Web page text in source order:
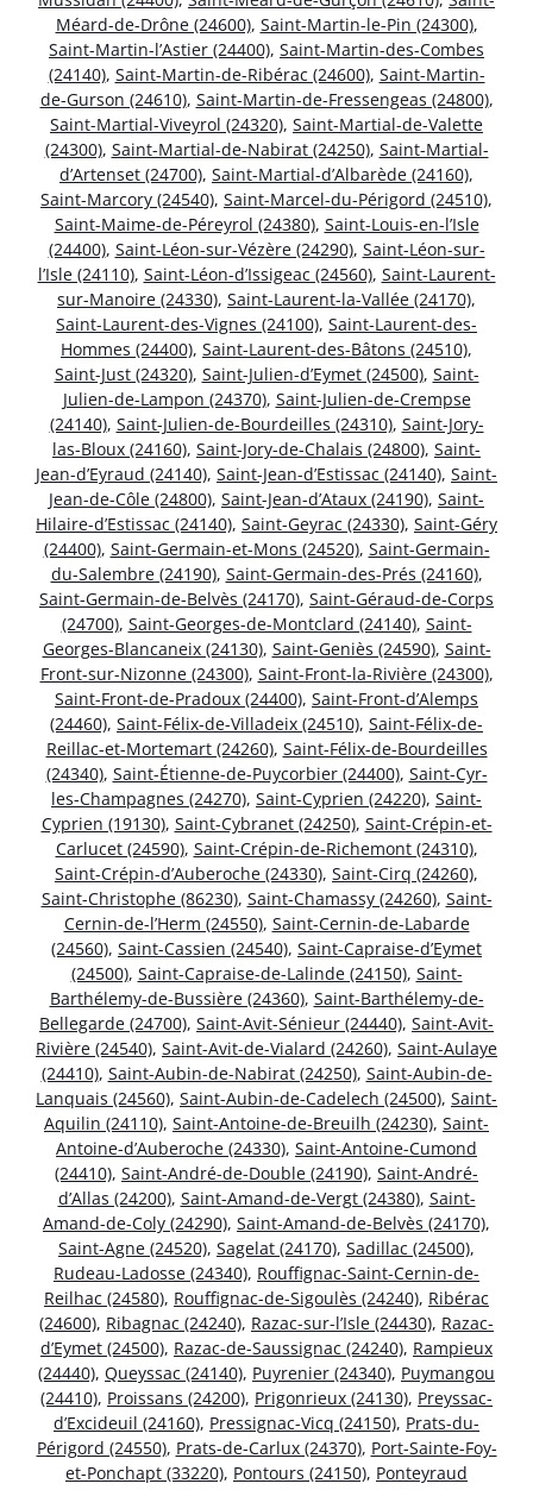
Méard-de-Drône (24600), Saint-Martin-le-Pin (24300),
Saint-Martin-l’Astier (24400), Saint-Martin-des-Combes
(24140), Saint-Martin-de-Ribérac (24600), Saint-Martin-
de-Gurson (24610), Saint-Martin-de-Fressengeas (24800),
Saint-Martial-Viveyrol (24320), Saint-Martial-de-Valette
(24300), Saint-Martial-de-Nabirat (24250), Saint-Martial-
d’Artenset (24700), Saint-Martial-d’Albarède (24160),
Saint-Marcory (24540), Saint-Marcel-du-Périgord (24510),
Saint-Maime-de-Péreyrol (24380), Saint-Louis-en-l’Isle
(24400), Saint-Léon-sur-Vézère (24290), Saint-Léon-sur-
l’Isle (24110), Saint-Léon-d’Issigeac (24560), Saint-Laurent-
sur-Manoire (24330), Saint-Laurent-la-Vallée (24170),
Saint-Laurent-des-Vignes (24100), Saint-Laurent-des-
Hommes (24400), Saint-Laurent-des-Bâtons (24510),
Saint-Just (24320), Saint-Julien-d’Eymet (24500), Saint-
Julien-de-Lampon (24370), Saint-Julien-de-Crempse
(24140), Saint-Julien-de-Bourdeilles (24310), Saint-Jory-
las-Bloux (24160), Saint-Jory-de-Chalais (24800), Saint-
Jean-d’Eyraud (24140), Saint-Jean-d’Estissac (24140), Saint-
Jean-de-Côle (24800), Saint-Jean-d’Ataux (24190), Saint-
Hilaire-d’Estissac (24140), Saint-Geyrac (24330), Saint-Géry
(24400), Saint-Germain-et-Mons (24520), Saint-Germain-
du-Salembre (24190), Saint-Germain-des-Prés (24160),
Saint-Germain-de-Belvès (24170), Saint-Géraud-de-Corps
(24700), Saint-Georges-de-Montclard (24140), Saint-
Georges-Blancaneix (24130), Saint-Geniès (24590), Saint-
Front-sur-Nizonne (24300), Saint-Front-la-Rivière (24300),
Saint-Front-de-Pradoux (24400), Saint-Front-d’Alemps
(24460), Saint-Félix-de-Villadeix (24510), Saint-Félix-de-
Reillac-et-Mortemart (24260), Saint-Félix-de-Bourdeilles
(24340), Saint-Étienne-de-Puycorbier (24400), Saint-Cyr-
les-Champagnes (24270), Saint-Cyprien (24220), Saint-
Cyprien (19130), Saint-Cybranet (24250), Saint-Crépin-et-
Carlucet (24590), Saint-Crépin-de-Richemont (24310),
Saint-Crépin-d’Auberoche (24330), Saint-Cirq (24260),
Saint-Christophe (86230), Saint-Chamassy (24260), Saint-
Cernin-de-l’Herm (24550), Saint-Cernin-de-Labarde
(24560), Saint-Cassien (24540), Saint-Capraise-d’Eymet
(24500), Saint-Capraise-de-Lalinde (24150), Saint-
Barthélemy-de-Bussière (24360), Saint-Barthélemy-de-
Bellegarde (24700), Saint-Avit-Sénieur (24440), Saint-Avit-
Rivière (24540), Saint-Avit-de-Vialard (24260), Saint-Aulaye
(24410), Saint-Aubin-de-Nabirat (24250), Saint-Aubin-de-
Lanquais (24560), Saint-Aubin-de-Cadelech (24500), Saint-
Aquilin (24110), Saint-Antoine-de-Breuilh (24230), Saint-
Antoine-d’Auberoche (24330), Saint-Antoine-Cumond
(24410), Saint-André-de-Double (24190), Saint-André-
d’Allas (24200), Saint-Amand-de-Vergt (24380), Saint-
Amand-de-Coly (24290), Saint-Amand-de-Belvès (24170),
Saint-Agne (24520), Sagelat (24170), Sadillac (24500),
Rudeau-Ladosse (24340), Rouffignac-Saint-Cernin-de-
Reilhac (24580), Rouffignac-de-Sigoulès (24240), Ribérac
(24600), Ribagnac (24240), Razac-sur-l’Isle (24430), Razac-
d’Eymet (24500), Razac-de-Saussignac (24240), Rampieux
(24440), Queyssac (24140), Puyrenier (24340), Puymangou
(24410), Proissans (24200), Prigonrieux (24130), Preyssac-
d’Excideuil (24160), Pressignac-Vicq (24150), Prats-du-
Périgord (24550), Prats-de-Carlux (24370), Port-Sainte-Foy-
et-Ponchapt (33220), Pontours (24150), Ponteyraud